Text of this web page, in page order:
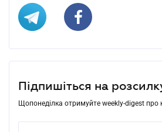
Підпишіться на
Щопонеділка отримуйте weekly-digest про